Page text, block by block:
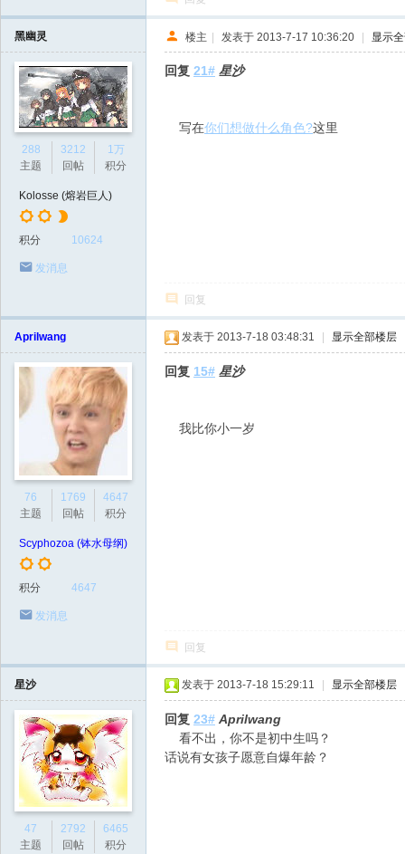
黑幽灵
288
主题
3212
回帖
1万
积分
Kolosse (熔岩巨人)
积分 10624
发消息
楼主 | 发表于 2013-7-17 10:36:20 | 显示
回复 21# 星沙
写在你们想做什么角色?这里
回复
Aprilwang
76
主题
1769
回帖
4647
积分
Scyphozoa (钵水母纲)
积分 4647
发消息
发表于 2013-7-18 03:48:31 显示全部楼层
回复 15# 星沙
我比你小一岁
回复
星沙
47
主题
2792
回帖
6465
积分
发表于 2013-7-18 15:29:11 显示全部楼层
回复 23# Aprilwang
看不出，你不是初中生吗？
话说有女孩子愿意自爆年龄？